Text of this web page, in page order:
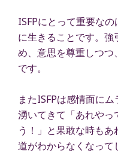
ISFPにとって重要な
に生きることです。
め、意思を尊重しつつ
です。
またISFPは感情面に
湧いてきて「あれやっ
う！」と果敢な時も
道がわからなくなって